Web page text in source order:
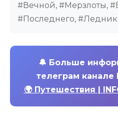
#Вечной, #Мерзлоты,
#Последнего,
🔔 Больше
телеграм
🌍 Путешествия |